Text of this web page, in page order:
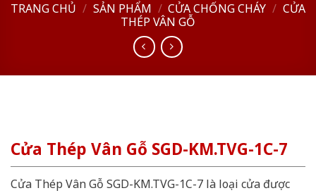
TRANG CHỦ / SẢN PHẨM / CỬA CHỐNG CHÁY / CỬA
THÉP VÂN GỖ
Cửa Thép Vân Gỗ SGD-KM.TVG-1C-7
Cửa Thép Vân Gỗ SGD-KM.TVG-1C-7 là loại cửa được